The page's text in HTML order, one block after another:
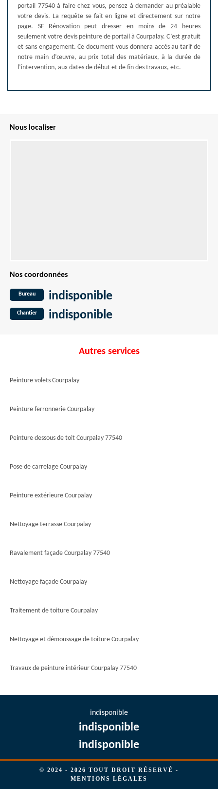
portail 77540 à faire chez vous, pensez à demander au préalable
votre devis. La requête se fait en ligne et directement sur notre
page. SF Rénovation peut dresser en moins de 24 heures
seulement votre devis peinture de portail à Courpalay. C’est gratuit
et sans engagement. Ce document vous donnera accès au tarif de
notre main d’œuvre, au prix total des matériaux, à la durée de
l’intervention, aux dates de début et de fin des travaux, etc.
Nous localiser
Nos coordonnées
Bureau indisponible
Chantier indisponible
Autres services
Peinture volets Courpalay
Peinture ferronnerie Courpalay
Peinture dessous de toit Courpalay 77540
Pose de carrelage Courpalay
Peinture extérieure Courpalay
Nettoyage terrasse Courpalay
Ravalement façade Courpalay 77540
Nettoyage façade Courpalay
Traitement de toiture Courpalay
Nettoyage et démoussage de toiture Courpalay
Travaux de peinture intérieur Courpalay 77540
indisponible
indisponible
indisponible
© 2024 - 2026 TOUT DROIT RÉSERVÉ -
MENTIONS LÉGALES